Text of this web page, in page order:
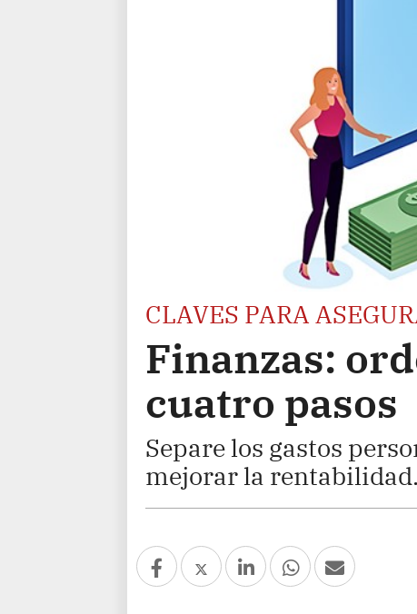
CLAVES PARA
Finanzas:
cuatro pasos
Separe los gastos
mejorar la rentabilidad.